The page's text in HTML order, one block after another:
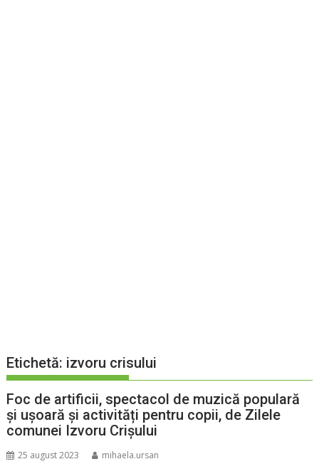
Etichetă: izvoru crisului
Foc de artificii, spectacol de muzică populară
și ușoară și activități pentru copii, de Zilele
comunei Izvoru Crișului
25 august 2023 mihaela.ursan